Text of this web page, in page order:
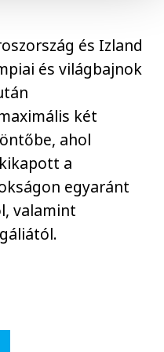
és Izland
és világbajnok
két
ahol
a
egyaránt
valamint